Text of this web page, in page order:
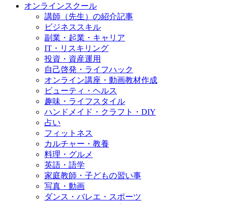
オンラインスクール
講師（先生）の紹介記事
ビジネススキル
副業・起業・キャリア
IT・リスキリング
投資・資産運用
自己啓発・ライフハック
オンライン講座・動画教材作成
ビューティ・ヘルス
趣味・ライフスタイル
ハンドメイド・クラフト・DIY
占い
フィットネス
カルチャー・教養
料理・グルメ
英語・語学
家庭教師・子どもの習い事
写真・動画
ダンス・バレエ・スポーツ